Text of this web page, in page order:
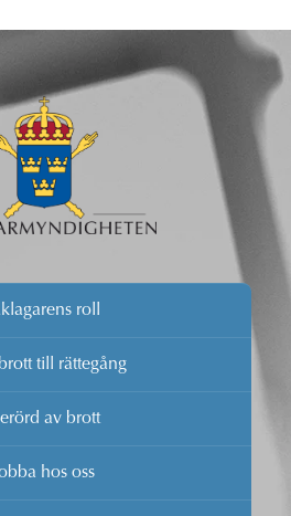
roll
till rättegång
av brott
hos oss